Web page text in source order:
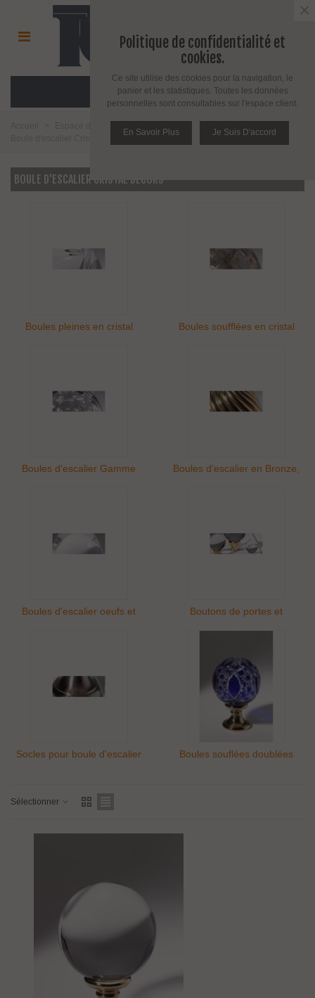
MENU
BOULE D'ESCALIER CRISTAL DÉCORS
Boules pleines en cristal Boules soufflées en cristal
Boules d'escalier Gamme
Boules d'escalier en Bronze,
Boules d'escalier oeufs et
Boutons de portes et
Socles pour boule d'escalier
Boules souflées doublées
Sélectionner
Politique de confidentialité et
cookies.
Ce site utilise des cookies pour la navigation, le
panier et les statistiques. Toutes les données
personnelles sont consultables sur l'espace client.
En Savoir Plus Je Suis D'accord